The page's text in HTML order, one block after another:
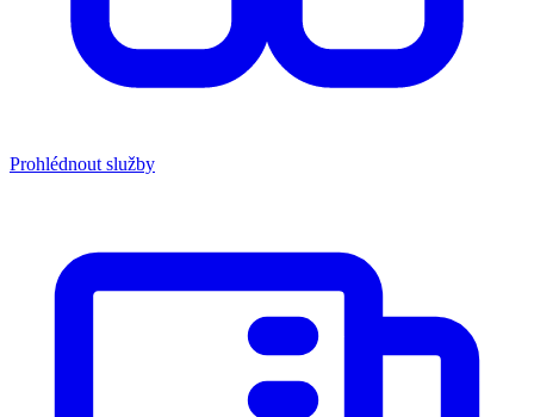
Prohlédnout služby